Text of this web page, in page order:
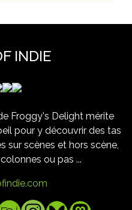
INDIE
Froggy's Delight mérite
pour y découvrir des tas
sur scènes et hors scène,
ou pas ...